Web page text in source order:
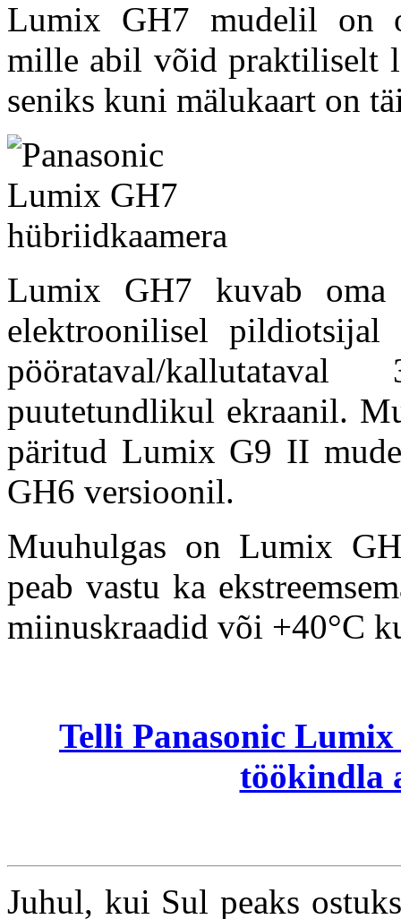
Lumix GH7 mudelil on
mille abil võid praktiliselt
seniks kuni mälukaart on
Lumix GH7 kuvab
elektroonilisel pildiotsijal
pöörataval/
puutetundlikul ekraanil.
päritud Lumix G9 II
GH6 versioonil.
Muuhulgas on Lumix
peab vastu ka
miinuskraadid või +40°C
Telli Panasonic
töökindla
Juhul, kui Sul peaks